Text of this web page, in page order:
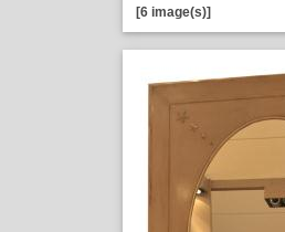
[6 image(s)]